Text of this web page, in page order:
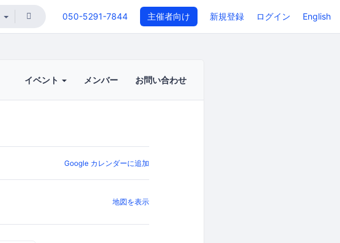
050-5291-7844 主催者向け 新規登録 ログイン English
イベント メンバー お問い合わせ
Google カレンダーに追加
地図を表示